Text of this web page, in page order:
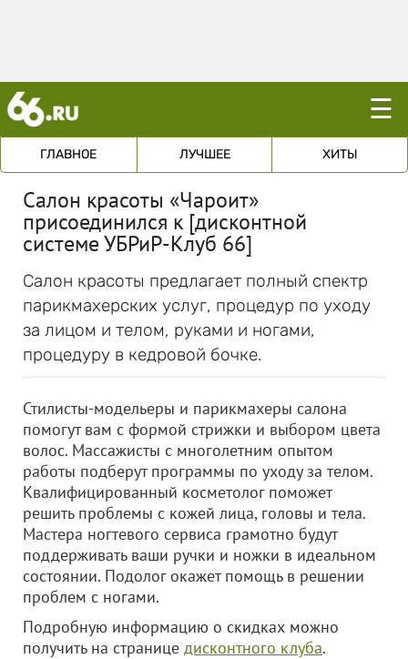
☰
ГЛАВНОЕ ЛУЧШЕЕ ХИТЫ
Салон красоты «Чароит»
присоединился к [дисконтной
системе УБРиР-Клуб 66]
Салон красоты предлагает полный спектр
парикмахерских услуг, процедур по уходу
за лицом и телом, руками и ногами,
процедуру в кедровой бочке.
Стилисты-модельеры и парикмахеры салона
помогут вам с формой стрижки и выбором цвета
волос. Массажисты с многолетним опытом
работы подберут программы по уходу за телом.
Квалифицированный косметолог поможет
решить проблемы с кожей лица, головы и тела.
Мастера ногтевого сервиса грамотно будут
поддерживать ваши ручки и ножки в идеальном
состоянии. Подолог окажет помощь в решении
проблем с ногами.
Подробную информацию о скидках можно
получить на странице дисконтного клуба.